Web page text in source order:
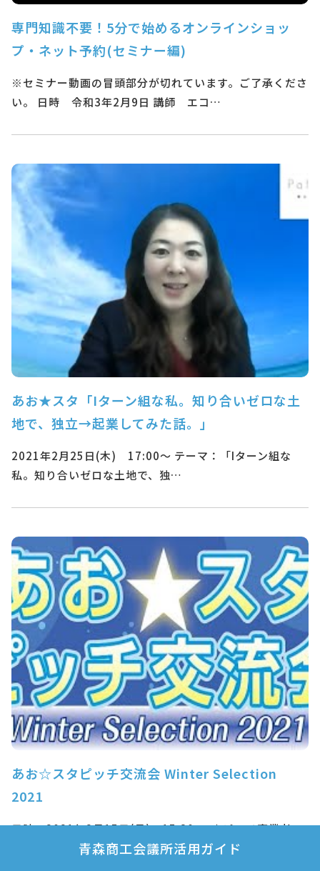
専門知識不要！5分で始めるオンラインショッ
プ・ネット予約(セミナー編)
※セミナー動画の冒頭部分が切れています。ご了承くださ
い。 日時 令和3年2月9日 講師 エコ…
あお★スタ「Iターン組な私。知り合いゼロな土
地で、独立→起業してみた話。」
2021年2月25日(木) 17:00～ テーマ：「Iターン組な
私。知り合いゼロな土地で、独…
あお☆スタピッチ交流会 Winter Selection
2021
日時：2021年2月15日(月) 15:30～ ☆ピッチ事業者
①POLLO/澤田 勲 「…青森商工会議所活用ガイド